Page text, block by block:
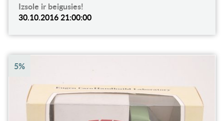
Izsole ir beigusies!
30.10.2016 21:00:00
5%